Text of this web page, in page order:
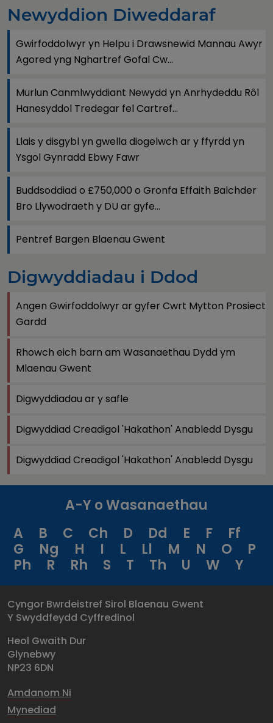
Newyddion Diweddaraf
Gwirfoddolwyr yn Helpu i Drawsnewid Mannau Awyr
Agored yng Nghartref Gofal Cw...
Murlun Canmlwyddiant Newydd yn Anrhydeddu Rôl
Hanesyddol Tredegar fel Cartref...
Llais y disgybl yn gwella diogelwch ar y ffyrdd yn
Ysgol Gynradd Ebwy Fawr
Buddsoddiad o £750,000 o Gronfa Effaith Balchder
Bro Llywodraeth y DU ar gyfe...
Pentref Bargen Blaenau Gwent
Digwyddiadau i Ddod
Angen Gwirfoddolwyr ar gyfer Cwrt Mytton Prosiect
Gardd
Rhowch eich barn am Wasanaethau Dydd ym
Mlaenau Gwent
Digwyddiadau ar y safle
Digwyddiad Creadigol 'Hakathon' Anabledd Dysgu
Digwyddiad Creadigol 'Hakathon' Anabledd Dysgu
A-Y o Wasanaethau
A
B C Ch D Dd E F
Ff
G
Ng H I L Ll M N O
P
Ph
R Rh S T Th U W Y
Cyngor Bwrdeistref Sirol Blaenau Gwent
Y Swyddfeydd Cyffredinol
Heol Gwaith Dur
Glynebwy
NP23 6DN
Amdanom Ni
Mynediad